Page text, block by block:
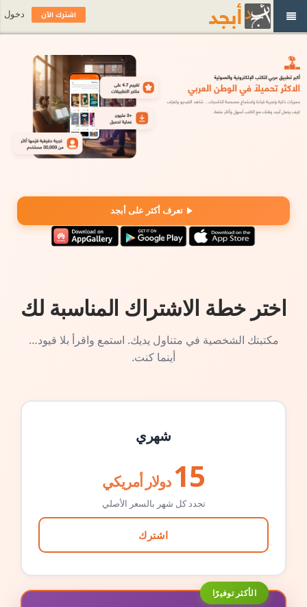
تعرف أكثر على أبجد
اختر خطة الاشتراك المناسبة لك
مكتبتك الشخصية في متناول يديك. استمع واقرأ بلا قيود…
أينما كنت.
شهري
15 دولار أمريكي
تجدد كل شهر بالسعر الأصلي
اشترك
الأكثر توفيرًا
اشترك الآن دخول